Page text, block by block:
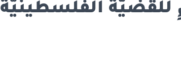
للقضيّة الفلسطينيّة